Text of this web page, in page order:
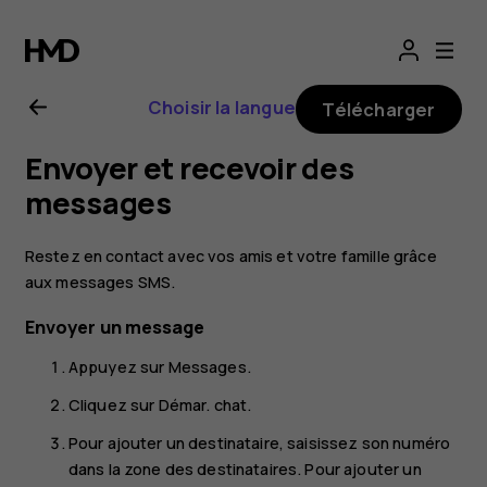
Guide
de
l'utilisateur
Nokia
8.1
Choisir la langue Télécharger
Envoyer et recevoir des
messages
Restez en contact avec vos amis et votre famille grâce
aux messages SMS.
Envoyer un message
Appuyez sur Messages.
Cliquez sur Démar. chat.
Pour ajouter un destinataire, saisissez son numéro
dans la zone des destinataires. Pour ajouter un